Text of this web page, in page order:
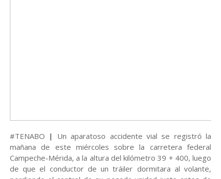
#TENABO |
Un aparatoso accidente vial se registró la
mañana de este miércoles sobre la carretera federal
Campeche-Mérida, a la altura delkilómetro 39 + 400, luego
de que el conductor de un tráiler dormitara al volante,